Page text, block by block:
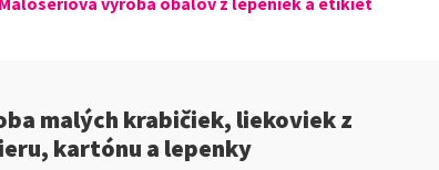
malých krabičiek, liekoviek z
kartónu a lepenky